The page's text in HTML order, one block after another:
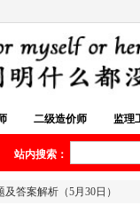
二级造价师 监理
站内搜索：
答案解析（5月30日）